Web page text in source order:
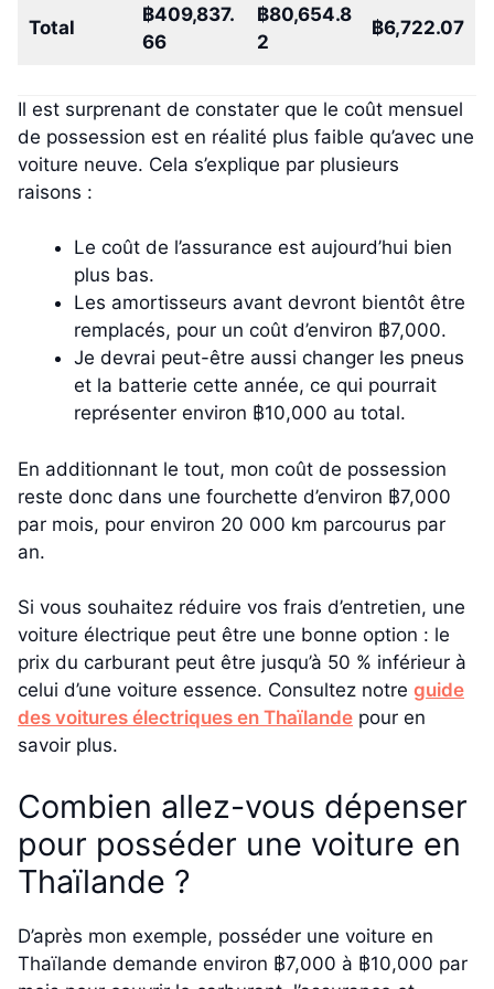
Total
฿409,837.
66
฿80,654.8
2
฿6,722.07
Il est surprenant de constater que le coût mensuel
de possession est en réalité plus faible qu’avec une
voiture neuve. Cela s’explique par plusieurs
raisons :
Le coût de l’assurance est aujourd’hui bien
plus bas.
Les amortisseurs avant devront bientôt être
remplacés, pour un coût d’environ ฿7,000.
Je devrai peut-être aussi changer les pneus
et la batterie cette année, ce qui pourrait
représenter environ ฿10,000 au total.
En additionnant le tout, mon coût de possession
reste donc dans une fourchette d’environ ฿7,000
par mois, pour environ 20 000 km parcourus par
an.
Si vous souhaitez réduire vos frais d’entretien, une
voiture électrique peut être une bonne option : le
prix du carburant peut être jusqu’à 50 % inférieur à
celui d’une voiture essence. Consultez notre guide
des voitures électriques en Thaïlande pour en
savoir plus.
Combien allez-vous dépenser
pour posséder une voiture en
Thaïlande ?
D’après mon exemple, posséder une voiture en
Thaïlande demande environ ฿7,000 à ฿10,000 par